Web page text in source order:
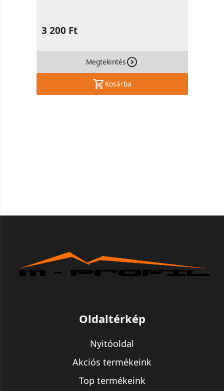
3 200 Ft
Megtekintés
Kosárba
Oldaltérkép
Nyitóoldal
Akciós termékeink
Top termékeink